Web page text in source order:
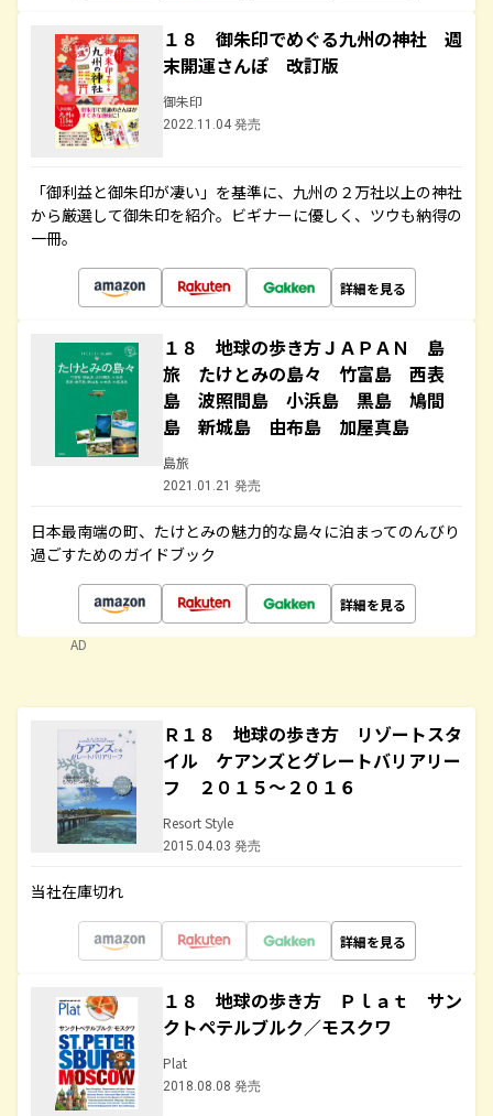
１８ 御朱印でめぐる九州の神社 週
末開運さんぽ 改訂版
御朱印
2022.11.04 発売
「御利益と御朱印が凄い」を基準に、九州の２万社以上の神社
から厳選して御朱印を紹介。ビギナーに優しく、ツウも納得の
一冊。
詳細を見る
１８ 地球の歩き方ＪＡＰＡＮ 島
旅 たけとみの島々 竹富島 西表
島 波照間島 小浜島 黒島 鳩間
島 新城島 由布島 加屋真島
島旅
2021.01.21 発売
日本最南端の町、たけとみの魅力的な島々に泊まってのんびり
過ごすためのガイドブック
詳細を見る
AD
Ｒ１８ 地球の歩き方 リゾートスタ
イル ケアンズとグレートバリアリー
フ ２０１５～２０１６
Resort Style
2015.04.03 発売
当社在庫切れ
詳細を見る
１８ 地球の歩き方 Ｐｌａｔ サン
クトペテルブルク／モスクワ
Plat
2018.08.08 発売